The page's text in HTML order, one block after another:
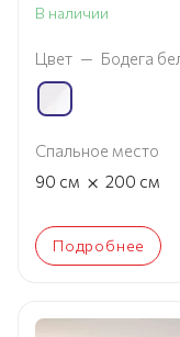
В наличии
Цвет — Бодега
Спальное место
90 см × 200 см
Подробнее